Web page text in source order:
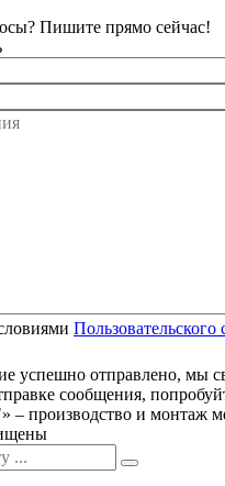
Пишите прямо сейчас!
Пользовательского
успешно отправлено, мы
сообщения,
и монтаж